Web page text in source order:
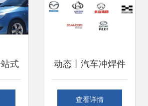
式
咨
动态丨汽车冲焊件
领域国产佼佼者南
查看详情